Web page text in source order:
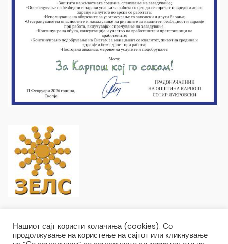
Нашиот сајт користи колачиња (cookies). Со
продолжување на користење на сајтот или кликнување